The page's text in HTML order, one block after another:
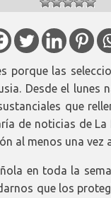
porque las
Desde el lunes
que
de noticias de
al menos una vez
en toda la
que los